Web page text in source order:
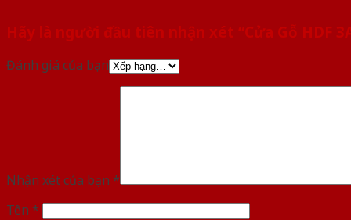
Hãy là người đầu tiên nhận xét “Cửa Gỗ HDF
Đánh giá của bạn
Nhận xét của bạn *
Tên *